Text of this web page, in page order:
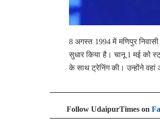
8 अगस्त 1994 में मणिपुर
सुधार किया है। चानू 1 मई को
के साथ ट्रेनिंग की। उन्होंने वहां
Follow UdaipurTimes on